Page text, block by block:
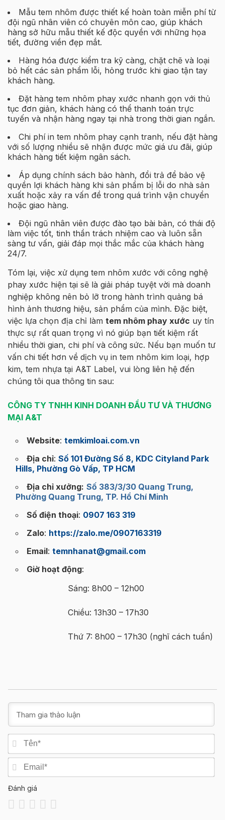
Mẫu tem nhôm được thiết kế hoàn toàn miễn phí từ
đội ngũ nhân viên có chuyên môn cao, giúp khách
hàng sở hữu mẫu thiết kế độc quyền với những họa
tiết, đường viền đẹp mắt.
Hàng hóa được kiểm tra kỹ càng, chặt chẽ và loại
bỏ hết các sản phẩm lỗi, hỏng trước khi giao tận tay
khách hàng.
Đặt hàng tem nhôm phay xước nhanh gọn với thủ
tục đơn giản, khách hàng có thể thanh toán trực
tuyến và nhận hàng ngay tại nhà trong thời gian ngắn.
Chi phí in tem nhôm phay cạnh tranh, nếu đặt hàng
với số lượng nhiều sẽ nhận được mức giá ưu đãi, giúp
khách hàng tiết kiệm ngân sách.
Áp dụng chính sách bảo hành, đổi trả để bảo vệ
quyền lợi khách hàng khi sản phẩm bị lỗi do nhà sản
xuất hoặc xảy ra vấn đề trong quá trình vận chuyển
hoặc giao hàng.
Đội ngũ nhân viên được đào tạo bài bản, có thái độ
làm việc tốt, tinh thần trách nhiệm cao và luôn sẵn
sàng tư vấn, giải đáp mọi thắc mắc của khách hàng
24/7.
Tóm lại, việc xử dụng tem nhôm xước với công nghệ
phay xước hiện tại sẽ là giải pháp tuyệt vời mà doanh
nghiệp không nên bỏ lỡ trong hành trình quảng bá
hình ảnh thương hiệu, sản phẩm của mình. Đặc biệt,
việc lựa chọn địa chỉ làm tem nhôm phay xước uy tín
thực sự rất quan trọng vì nó giúp bạn tiết kiệm rất
nhiều thời gian, chi phí và công sức. Nếu bạn muốn tư
vấn chi tiết hơn về dịch vụ in tem nhôm kim loại, hợp
kim, tem nhựa tại A&T Label, vui lòng liên hệ đến
chúng tôi qua thông tin sau:
CÔNG TY TNHH KINH DOANH ĐẦU TƯ VÀ THƯƠNG
MẠI A&T
Website: temkimloai.com.vn
Địa chỉ: Số 101 Đường Số 8, KDC Cityland Park
Hills, Phường Gò Vấp, TP HCM
Địa chỉ xưởng: Số 383/3/30 Quang Trung,
Phường Quang Trung, TP. Hồ Chí Minh
Số điện thoại: 0907 163 319
Zalo: https://zalo.me/0907163319
Email: temnhanat@gmail.com
Giờ hoạt động:
Sáng: 8h00 – 12h00
Chiều: 13h30 – 17h30
Thứ 7: 8h00 – 17h30 (nghĩ cách tuần)
Đánh giá